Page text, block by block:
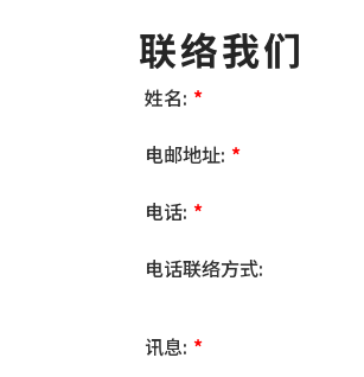
联络我们
姓名: *
电邮地址: *
电话: *
电话联络方式:
讯息: *